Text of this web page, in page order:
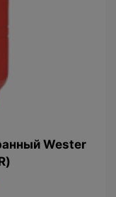
Wester